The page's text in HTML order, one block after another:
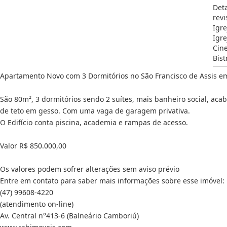
Apartamento Novo com 3 Dormitórios no São Francisco de Assis
São 80m², 3 dormitórios sendo 2 suítes, mais banheiro social,
de teto em gesso. Com uma vaga de garagem privativa.
O Edifício conta piscina, academia e rampas de acesso.
Valor R$ 850.000,00
Os valores podem sofrer alterações sem aviso prévio
Entre em contato para saber mais informações sobre esse imóvel:
(47) 99608-4220
(atendimento on-line)
Av. Central n°413-6 (Balneário Camboriú)